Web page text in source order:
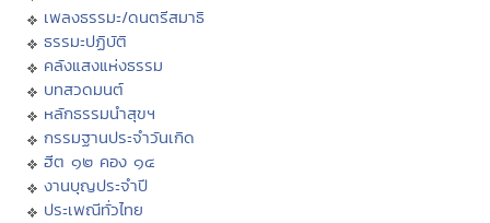
เพลงธรรมะ/ดนตรีสมาธิ
ธรรมะปฏิบัติ
คลังแสงแห่งธรรม
บทสวดมนต์
หลักธรรมนำสุขฯ
กรรมฐานประจำวันเกิด
ฮีต ๑๒ คอง ๑๔
งานบุญประจำปี
ประเพณีทั่วไทย